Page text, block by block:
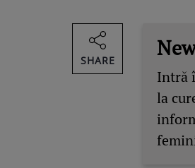
Intră
la
SHARE